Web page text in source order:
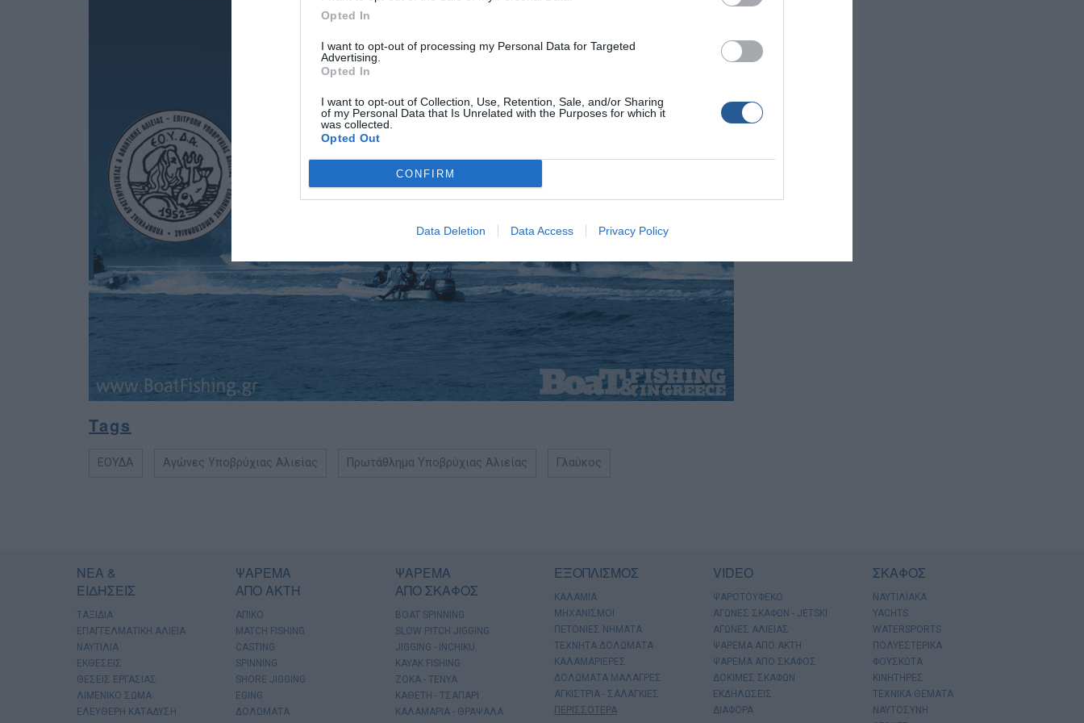
Opted In
I want to opt-out of processing my Personal Data for Targeted
Advertising.
Opted In
I want to opt-out of Collection, Use, Retention, Sale, and/or Sharing
of my Personal Data that Is Unrelated with the Purposes for which it
was collected.
Opted Out
CONFIRM
Data Deletion Data Access Privacy Policy
Tags
ΕΟΥΔΑ Αγώνες Υποβρύχιας Αλιείας Πρωτάθλημα Υποβρύχιας Αλιείας Γλαύκος
ΝΕΑ &
ΕΙΔΗΣΕΙΣ
ΤΑΞΙΔΙΑ
ΕΠΑΓΓΕΛΜΑΤΙΚΗ ΑΛΙΕΙΑ
ΝΑΥΤΙΛΙΑ
ΕΚΘΕΣΕΙΣ
ΘΕΣΕΙΣ ΕΡΓΑΣΙΑΣ
ΛΙΜΕΝΙΚΟ ΣΩΜΑ
ΕΛΕΥΘΕΡΗ ΚΑΤΑΔΥΣΗ
ΨΑΡΕΜΑ
ΑΠΟ ΑΚΤΗ
ΑΠΙΚΟ
MATCH FISHING
CASTING
SPINNING
SHORE JIGGING
EGING
ΔΟΛΩΜΑΤΑ
ΨΑΡΕΜΑ
ΑΠΟ ΣΚΑΦΟΣ
BOAT SPINNING
SLOW PITCH JIGGING
JIGGING - INCHIKU
KAYAK FISHING
ΖΟΚΑ - ΤΕΝΥΑ
ΚΑΘΕΤΗ - ΤΣΑΠΑΡΙ
ΚΑΛΑΜΑΡΙΑ - ΘΡΑΨΑΛΑ
ΕΞΟΠΛΙΣΜΟΣ
ΚΑΛΑΜΙΑ
ΜΗΧΑΝΙΣΜΟΙ
ΠΕΤΟΝΙΕΣ ΝΗΜΑΤΑ
ΤΕΧΝΗΤΑ ΔΟΛΩΜΑΤΑ
ΚΑΛΑΜΑΡΙΕΡΕΣ
ΔΟΛΩΜΑΤΑ ΜΑΛΑΓΡΕΣ
ΑΓΚΙΣΤΡΙΑ - ΣΑΛΑΓΚΙΕΣ
ΠΕΡΙΣΣΟΤΕΡΑ
VIDEO
ΨΑΡΟΤΟΥΦΕΚΟ
ΑΓΩΝΕΣ ΣΚΑΦΩΝ - JETSKI
ΑΓΩΝΕΣ ΑΛΙΕΙΑΣ
ΨΑΡΕΜΑ ΑΠΟ ΑΚΤΗ
ΨΑΡΕΜΑ ΑΠΟ ΣΚΑΦΟΣ
ΔΟΚΙΜΕΣ ΣΚΑΦΩΝ
ΕΚΔΗΛΩΣΕΙΣ
ΔΙΑΦΟΡΑ
ΣΚΑΦΟΣ
ΝΑΥΤΙΛΙΑΚΑ
YACHTS
WATERSPORTS
ΠΟΛΥΕΣΤΕΡΙΚΑ
ΦΟΥΣΚΩΤΑ
ΚΙΝΗΤΗΡΕΣ
ΤΕΧΝΙΚΑ ΘΕΜΑΤΑ
ΝΑΥΤΟΣΥΝΗ